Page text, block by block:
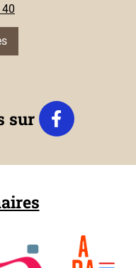
sur